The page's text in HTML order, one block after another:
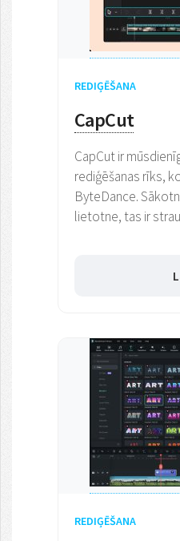
REDIĢĒŠANA
CapCut
CapCut ir
rediģēšanas rīks,
ByteDance.
lietotne, tas ir
REDIĢĒŠANA